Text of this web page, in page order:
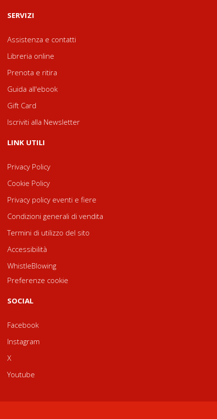
SERVIZI
Assistenza e contatti
Libreria online
Prenota e ritira
Guida all'ebook
Gift Card
Iscriviti alla Newsletter
LINK UTILI
Privacy Policy
Cookie Policy
Privacy policy eventi e fiere
Condizioni generali di vendita
Termini di utilizzo del sito
Accessibilità
WhistleBlowing
Preferenze cookie
SOCIAL
Facebook
Instagram
X
Youtube